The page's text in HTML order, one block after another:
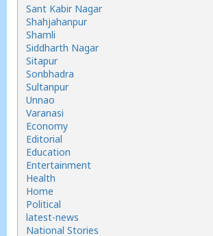
Sant Kabir Nagar
Shahjahanpur
Shamli
Siddharth Nagar
Sitapur
Sonbhadra
Sultanpur
Unnao
Varanasi
Economy
Editorial
Education
Entertainment
Health
Home
Political
latest-news
National Stories